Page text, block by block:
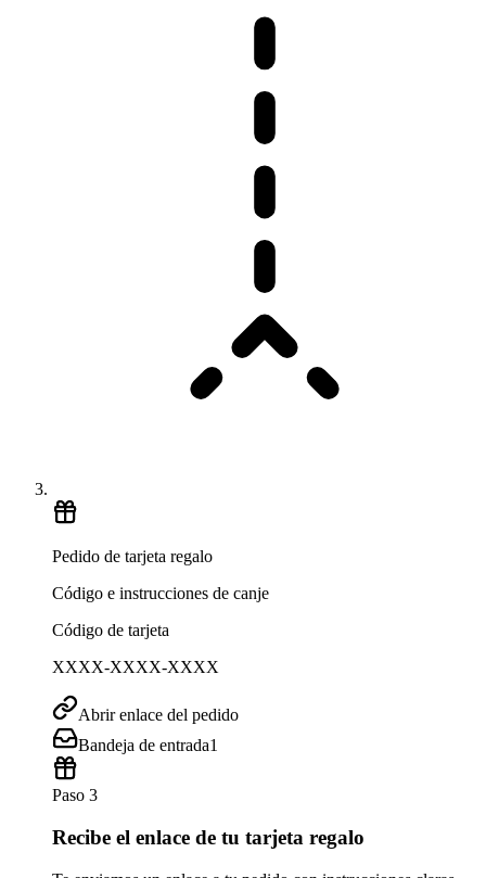
Pedido de tarjeta regalo
Código e instrucciones de canje
Código de tarjeta
XXXX-XXXX-XXXX
Abrir enlace del pedido
Bandeja de entrada1
Paso 3
Recibe el enlace de tu tarjeta regalo